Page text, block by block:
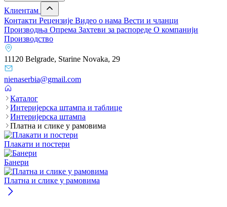
Клиентам
Контакти Рецензије Видео о нама Вести и чланци
Производња Опрема Захтеви за распореде О компанији
Производство
11120 Belgrade, Starine Novaka, 29
nienaserbia@gmail.com
Каталог
Интеријерска штампа и таблице
Интеријерска штампа
Платна и слике у рамовима
Плакати и постери
Банери
Платна и слике у рамовима